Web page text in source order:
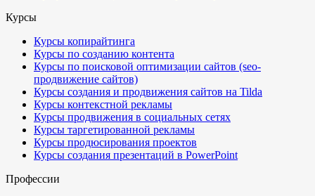
Курсы
Курсы копирайтинга
Курсы по созданию контента
Курсы по поисковой оптимизации сайтов (seo-
продвижение сайтов)
Курсы создания и продвижения сайтов на Tilda
Курсы контекстной рекламы
Курсы продвижения в социальных сетях
Курсы таргетированной рекламы
Курсы продюсирования проектов
Курсы создания презентаций в PowerPoint
Профессии